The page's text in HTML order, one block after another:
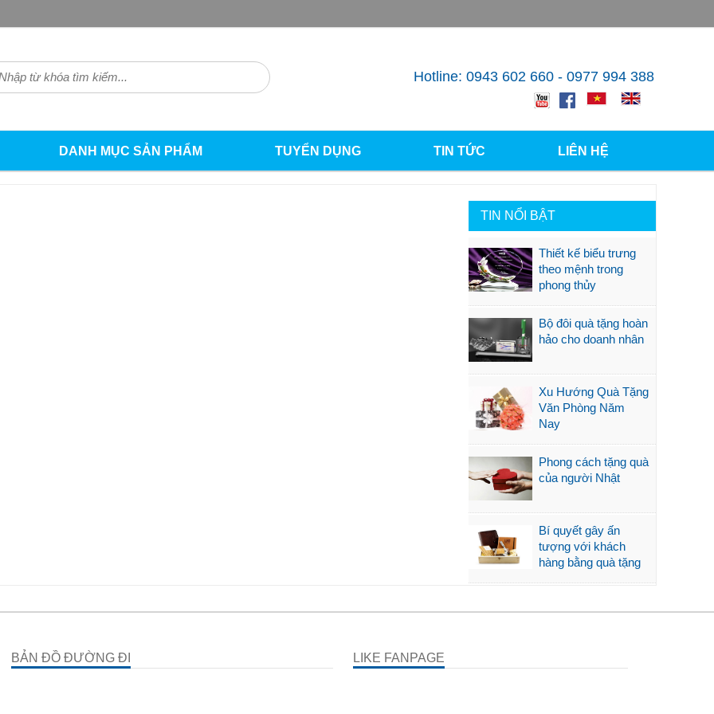
Hotline: 0943 602 660 - 0977 994 388
DANH MỤC SẢN PHẨM TUYỂN DỤNG TIN TỨC LIÊN HỆ
TIN NỔI BẬT
Thiết kế biểu trưng
theo mệnh trong
phong thủy
Bộ đôi quà tặng hoàn
hảo cho doanh nhân
Xu Hướng Quà Tặng
Văn Phòng Năm
Nay
Phong cách tặng quà
của người Nhật
Bí quyết gây ấn
tượng với khách
hàng bằng quà tặng
BẢN ĐỒ ĐƯỜNG ĐI LIKE FANPAGE